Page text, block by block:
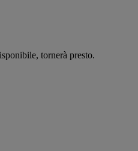
tornerà presto.